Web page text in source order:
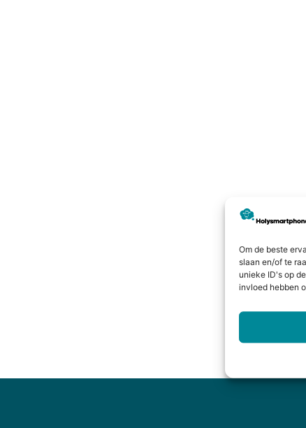
Om de beste
slaan en/of te
unieke ID's op
invloed hebben